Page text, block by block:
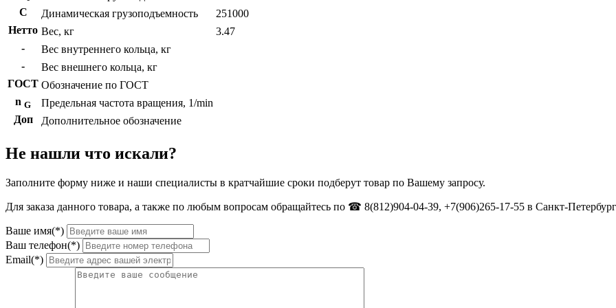
C
Динамическая грузоподъемность
251000
Нетто Вес, кг
3.47
-
Вес внутреннего кольца, кг
-
Вес внешнего кольца, кг
ГОСТ Обозначение по ГОСТ
n G
Предельная частота вращения, 1/min
Доп
Дополнительное обозначение
Не нашли что искали?
Заполните форму ниже и наши специалисты в кратчайшие сроки подберут товар по Вашему запросу.
Для заказа данного товара, а также по любым вопросам обращайтесь по ☎ 8(812)904-04-39, +7(906)265-17-55 в Санкт-
Ваше имя(*)
Ваш телефон(*)
Email(*)